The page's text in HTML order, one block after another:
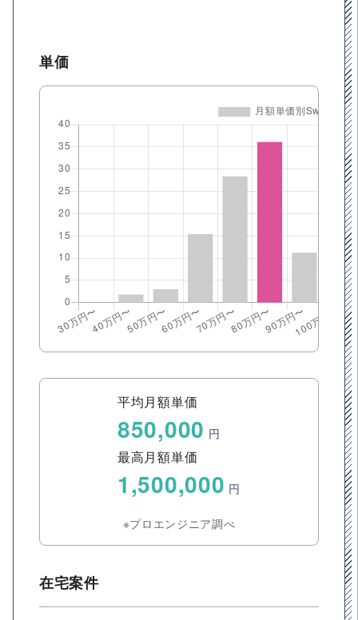
単価
平均月額単価
850,000 円
最高月額単価
1,500,000 円
※プロエンジニア調べ
在宅案件